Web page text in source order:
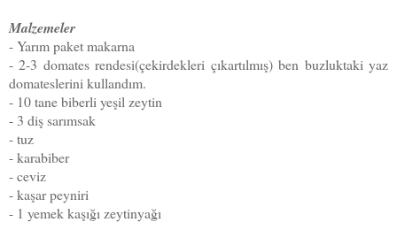
Malzemeler
- Yarım paket makarna
- 2-3 domates rendesi(çekirdekleri çıkartılmış) ben buzluktaki yaz
domateslerini kullandım.
- 10 tane biberli yeşil zeytin
- 3 diş sarımsak
- tuz
- karabiber
- ceviz
- kaşar peyniri
- 1 yemek kaşığı zeytinyağı